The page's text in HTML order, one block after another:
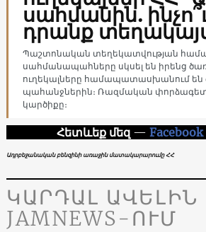
սահմանին.
դրանք
Պաշտոնական տեղեկատվության
սահմանապահները սկսել են իրենց
ուղեկալները համապատասխանում
պահանջներին։ Ռազմական փորձագետ
կարծիքը։
Հետևեք մեզ — Facebook
Ադրբեջանական բենզինի առաջին մատակարարումը ՀՀ
ԿԱՐԴԱԼ ԱՎԵԼԻՆ
JAMNEWS-ՈՒՄ